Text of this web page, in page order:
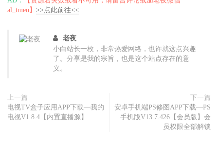
al_tmen】 >>点此前往<<
老夜
小白站长一枚，非常热爱网络，也许就这点兴趣
了。分享是我的宗旨，也是这个站点存在的意
义。
上一篇
电视TV盒子应用APP下载—我的
电视V1.8.4【内置直播源】
下一篇
安卓手机端PS修图APP下载—PS
手机版V13.7.426【会员版】会
员权限全部解锁